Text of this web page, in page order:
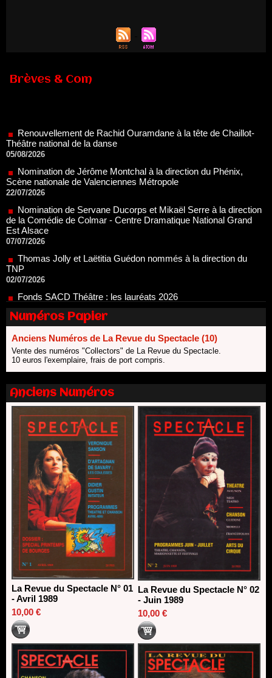
Brèves & Com
05/08/2026
Nomination de Jérôme Montchal à la direction du Phénix,
Scène nationale de Valenciennes Métropole
22/07/2026
Nomination de Servane Ducorps et Mikaël Serre à la direction
de la Comédie de Colmar - Centre Dramatique National Grand
07/07/2026
Thomas Jolly et Laëtitia Guédon nommés à la direction du
TNP
02/07/2026
Fonds SACD Théâtre : les lauréats 2026
23/06/2026
Dispositif ARTCENA Écrire pour le cirque, les lauréats 2026 !
20/06/2026
Le palmarès des prix SACD 2026
18/06/2026
Les 10 lauréats du Fonds Grandes Formes Théâtre 2026
SACD
Nomination de Nathalie Garraud et Olivier Saccomano à la
direction du Théâtre de Gennevilliers - CDN
13/06/2026
Dispositif SACD Auteurs d'espaces : les lauréats 2026
18/03/2026
Numéros Papier
Anciens Numéros de La Revue du Spectacle (10)
Vente des numéros "Collectors" de La Revue du Spectacle.
10 euros l'exemplaire, frais de port compris.
Anciens Numéros
La Revue du Spectacle N° 01
- Avril 1989
10,00 €
La Revue du Spectacle N° 02
- Juin 1989
10,00 €